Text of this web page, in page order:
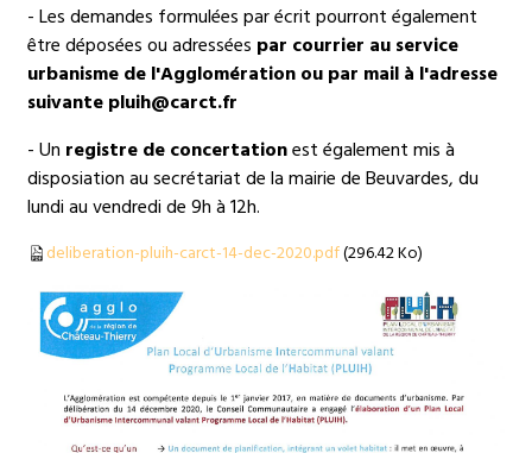
- Les demandes formulées par écrit pourront également
être déposées ou adressées par courrier au service
urbanisme de l'Agglomération ou par mail à l'adresse
suivante pluih@carct.fr
- Un registre de concertationest également mis à
disposiation au secrétariat de la mairie de Beuvardes, du
lundi au vendredi de 9h à 12h.
deliberation-pluih-carct-14-dec-2020.pdf(296.42 Ko)